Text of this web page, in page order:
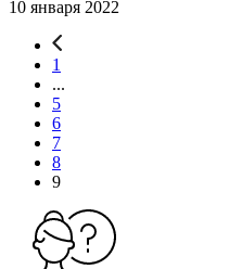
10 января 2022
1
...
5
6
7
8
9